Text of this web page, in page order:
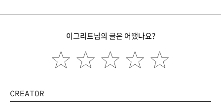
이그리트님의 글은 어땠나요?
CREATOR